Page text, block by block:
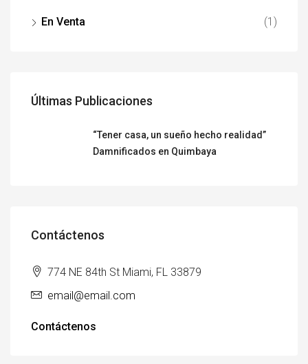
En Venta (1)
Últimas Publicaciones
“Tener casa, un sueño hecho realidad”
Damnificados en Quimbaya
Contáctenos
774 NE 84th St Miami, FL 33879
email@email.com
Contáctenos